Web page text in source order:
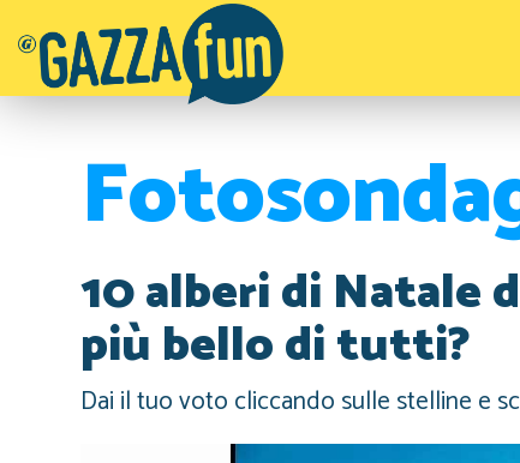
10 alberi di Natale
più bello di tutti?
Dai il tuo voto cliccando sulle stelline e